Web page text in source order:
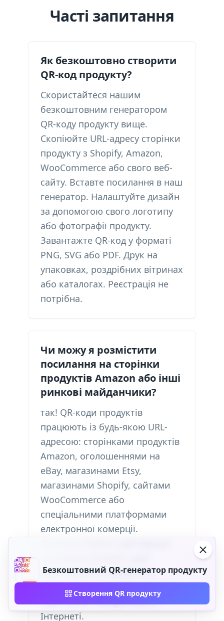
Часті запитання
Як безкоштовно створити
QR-код продукту?
Скористайтеся нашим
безкоштовним генератором
QR-коду продукту вище.
Скопіюйте URL-адресу сторінки
продукту з Shopify, Amazon,
WooCommerce або свого веб-
сайту. Вставте посилання в наш
генератор. Налаштуйте дизайн
за допомогою свого логотипу
або фотографії продукту.
Завантажте QR-код у форматі
PNG, SVG або PDF. Друк на
упаковках, роздрібних вітринах
або каталогах. Реєстрація не
потрібна.
Чи можу я розмістити
посилання на сторінки
продуктів Amazon або інші
ринкові майданчики?
так! QR-коди продуктів
працюють із будь-якою URL-
адресою: сторінками продуктів
Amazon, оголошеннями на
eBay, магазинами Etsy,
магазинами Shopify, сайтами
WooCommerce або
спеціальними платформами
електронної комерції.
відстежувати конверсії та
отримувати комісійні. Працює з
будь-якими продуктами в
Інтернеті.
Безкоштовний QR-генератор продукту
Створення QR продукту